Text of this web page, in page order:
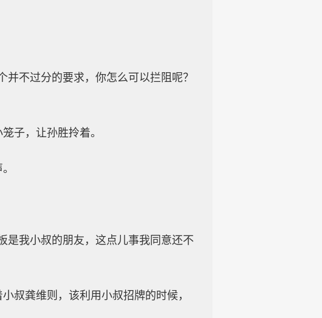
不过分的要求，你怎么可以拦阻呢？
子，让孙胜拎着。
我小叔的朋友，这点儿事我同意还不
龚维则，该利用小叔招牌的时候，